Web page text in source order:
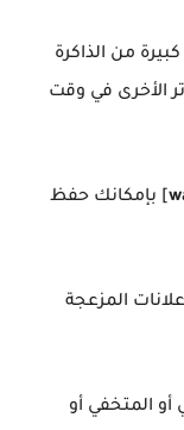
من الذاكرة
الأخرى في وقت
] بإمكانك حفظ
المزعجة
أو المتخفي أو